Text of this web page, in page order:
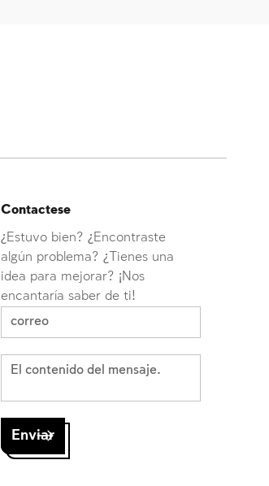
Contactese
¿Estuvo bien? ¿Encontraste
algún problema? ¿Tienes una
idea para mejorar? ¡Nos
encantaría saber de ti!